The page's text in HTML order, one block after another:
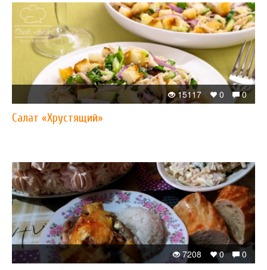
0
0
15117
Салат «Хрустящий»
0
0
7208